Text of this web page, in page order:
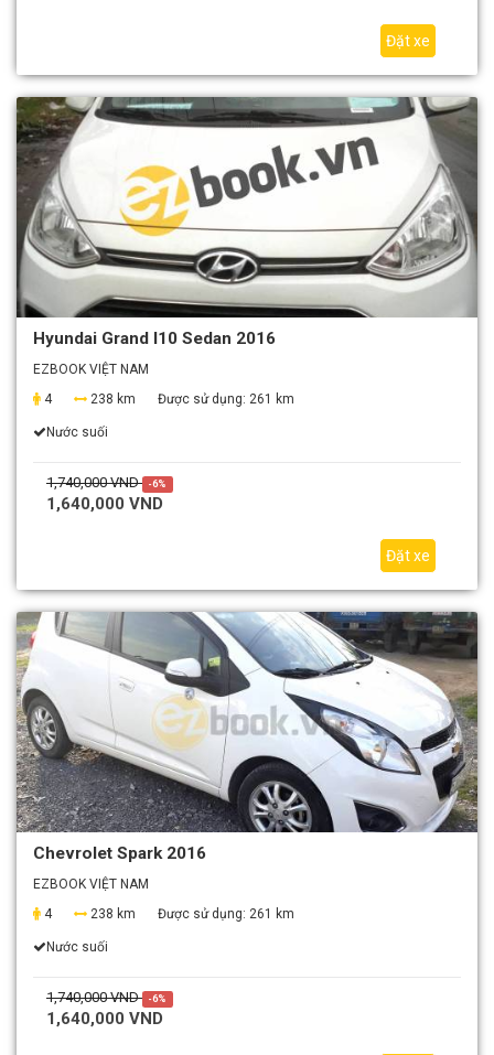
Đặt xe
Hyundai Grand I10 Sedan 2016
EZBOOK VIỆT NAM
4
238 km Được sử dụng: 261 km
Nước suối
1,740,000 VND -6%
1,640,000 VND
Đặt xe
Chevrolet Spark 2016
EZBOOK VIỆT NAM
4
238 km Được sử dụng: 261 km
Nước suối
1,740,000 VND -6%
1,640,000 VND